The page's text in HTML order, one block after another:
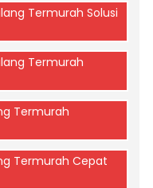
Termurah Solusi
Termurah
Termurah
Termurah Cepat